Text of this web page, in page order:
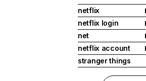
netflix
netflix login
net
netflix account
stranger things